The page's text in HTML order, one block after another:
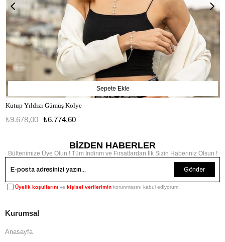
Kutup Yıldızı Gümüş Kolye
₺6.774,60
₺9.678,00
Sepete Ekle
BİZDEN HABERLER
Bültenimize Üye Olun ! Tüm İndirim ve Fırsatlardan İlk Sizin Haberiniz Olsun !
Gönder
Üyelik koşullarını ve kişisel verilerimin korunmasını kabul ediyorum.
Kurumsal
Anasayfa